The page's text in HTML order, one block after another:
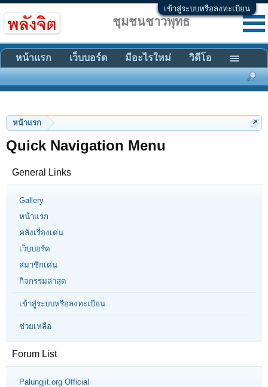
เข้าสู่ระบบหรือลงทะเบียน
หน้าแรก
Quick Navigation Menu
General Links
Gallery
หน้าแรก
คลังเรื่องเด่น
เว็บบอร์ด
สมาชิกเด่น
กิจกรรมล่าสุด
เข้าสู่ระบบหรือลงทะเบียน
ช่วยเหลือ
Forum List
Palungjit.org Official
ชุมชนชาวพุทธ
หน้าแรก เว็บบอร์ด มีอะไรใหม่ วิดีโอ